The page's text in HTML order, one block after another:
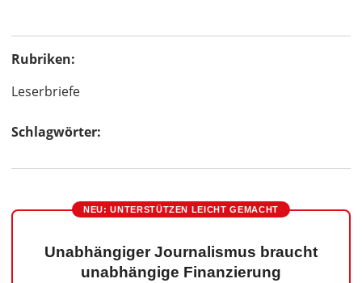
Rubriken:
Leserbriefe
Schlagwörter:
NEU: UNTERSTÜTZEN LEICHT GEMACHT
Unabhängiger Journalismus braucht
unabhängige Finanzierung